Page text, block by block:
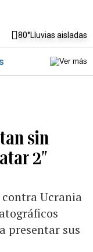
80°Lluvias aisladas
sin
2″
Ucrania
presentar sus